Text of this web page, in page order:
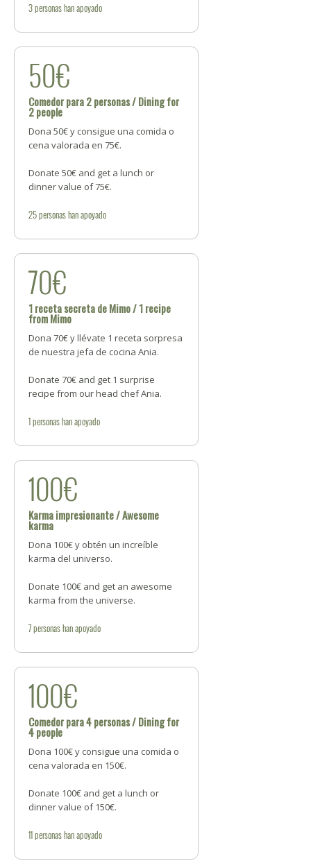
3personashan apoyado
50€
Comedor para 2 personas / Dining for
2 people
Dona 50€ y consigue una comida o
cena valorada en 75€.
Donate 50€ and get a lunch or
dinner value of 75€.
25personashan apoyado
70€
1 receta secreta de Mimo / 1 recipe
from Mimo
Dona 70€ y llévate 1 receta sorpresa
de nuestra jefa de cocina Ania.
Donate 70€ and get 1 surprise
recipe from our head chef Ania.
1personashan apoyado
100€
Karma impresionante / Awesome
karma
Dona 100€ y obtén un increíble
karma del universo.
Donate 100€ and get an awesome
karma from the universe.
7personashan apoyado
100€
Comedor para 4 personas / Dining for
4 people
Dona 100€ y consigue una comida o
cena valorada en 150€.
Donate 100€ and get a lunch or
dinner value of 150€.
11personashan apoyado